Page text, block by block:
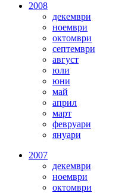
2008
декември
ноември
октомври
септември
август
юли
юни
май
април
март
февруари
януари
2007
декември
ноември
октомври